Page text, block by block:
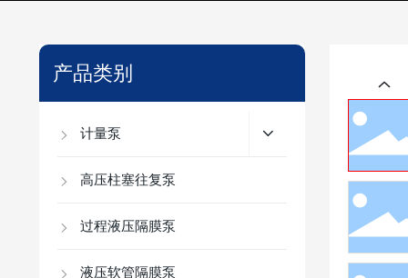
产品类别
计量泵
高压柱塞往复泵
过程液压隔膜泵
液压软管隔膜泵